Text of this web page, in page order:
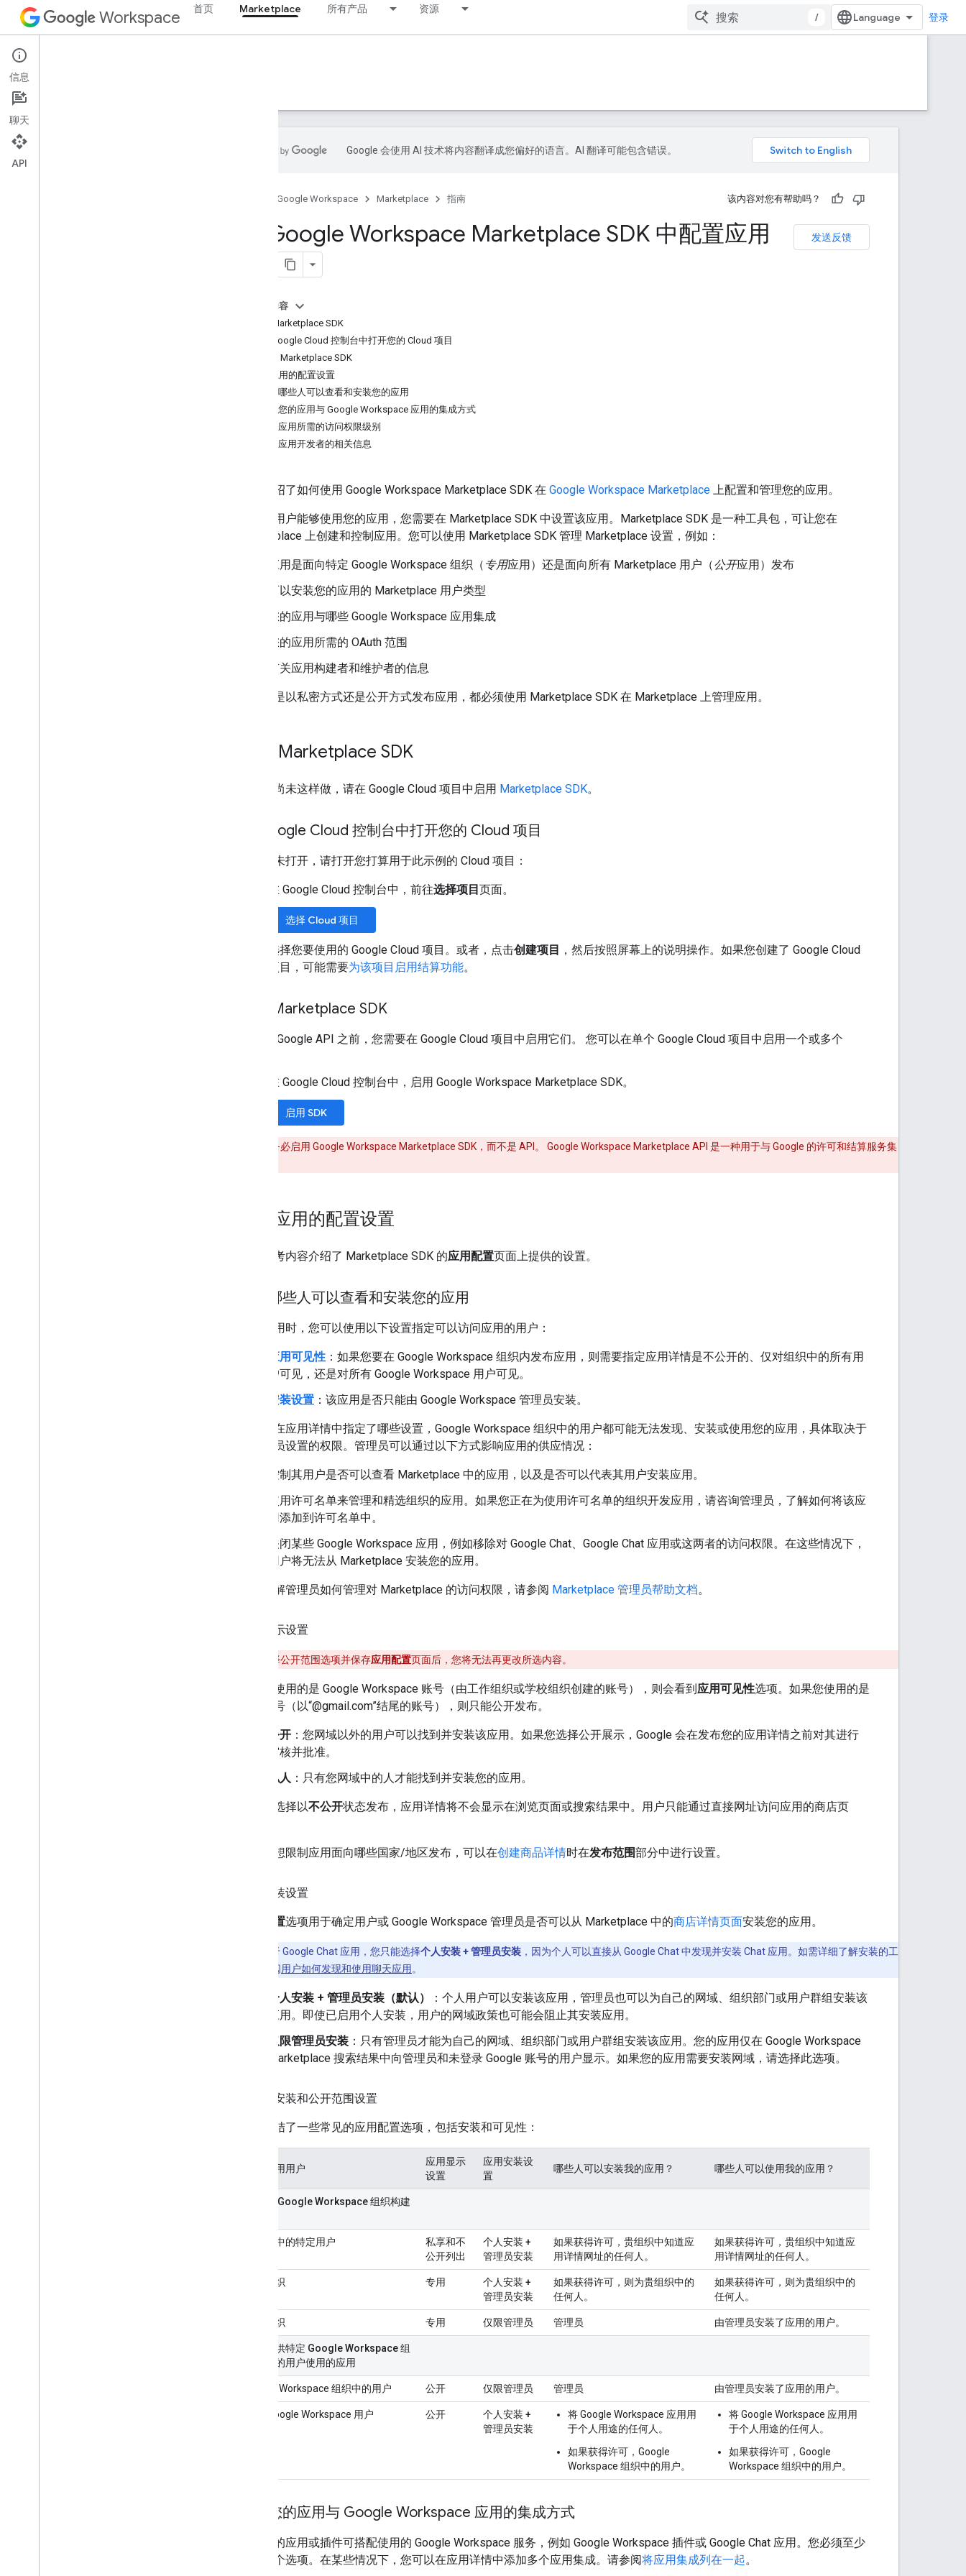
Workspace 首页 Marketplace 所有产品 资源
/ 登录
Marketplace
概览
Google 会使用 AI 技术将内容翻译成您偏好的语言。AI 翻译可能包含错误。
Google Workspace Marketplace 指南 该内容对您有帮助吗？
发送反馈
在 Google Workspace Marketplace SDK 中配置应用
本页内容
启用 Marketplace SDK
在 Google Cloud 控制台中打开您的 Cloud 项目
启用 Marketplace SDK
确定应用的配置设置
选择哪些人可以查看和安装您的应用
确定您的应用与 Google Workspace 应用的集成方式
指定应用所需的访问权限级别
提供应用开发者的相关信息
本页介绍了如何使用 Google Workspace Marketplace SDK 在 Google Workspace Marketplace 上配置和管理您的应用。
如需让用户能够使用您的应用，您需要在 Marketplace SDK 中设置该应用。Marketplace SDK 是一种工具包，可让您在
Marketplace 上创建和控制应用。您可以使用 Marketplace SDK 管理 Marketplace 设置，例如：
应用是面向特定 Google Workspace 组织（ 专用应用）还是面向所有 Marketplace 用户（公开应用）发布
可以安装您的应用的 Marketplace 用户类型
您的应用与哪些 Google Workspace 应用集成
您的应用所需的 OAuth 范围
有关应用构建者和维护者的信息
无论您是以私密方式还是公开方式发布应用，都必须使用 Marketplace SDK 在 Marketplace 上管理应用。
启用 Marketplace SDK
如果您尚未这样做，请在 Google Cloud 项目中启用 Marketplace SDK。
在 Google Cloud 控制台中打开您的 Cloud 项目
如果尚未打开，请打开您打算用于此示例的 Cloud 项目：
在 Google Cloud 控制台中，前往选择项目页面。
选择 Cloud 项目
选择您要使用的 Google Cloud 项目。或者，点击创建项目 ，然后按照屏幕上的说明操作。如果您创建了 Google Cloud
项目，可能需要为该项目启用结算功能。
启用 Marketplace SDK
在使用 Google API 之前，您需要在 Google Cloud 项目中启用它们。 您可以在单个 Google Cloud 项目中启用一个或多个
在 Google Cloud 控制台中，启用 Google Workspace Marketplace SDK。
启用 SDK
请务必启用 Google Workspace Marketplace SDK，而不是 API。 Google Workspace Marketplace API 是一种用于与 Google 的许可和结算服务集
确定应用的配置设置
以下参考内容介绍了 Marketplace SDK 的应用配置页面上提供的设置。
选择哪些人可以查看和安装您的应用
配置应用时，您可以使用以下设置指定可以访问应用的用户：
应用可见性 ：如果您要在 Google Workspace 组织内发布应用，则需要指定应用详情是不公开的、仅对组织中的所有用
户可见，还是对所有 Google Workspace 用户可见。
安装设置 ：该应用是否只能由 Google Workspace 管理员安装。
无论您在应用详情中指定了哪些设置，Google Workspace 组织中的用户都可能无法发现、安装或使用您的应用，具体取决于
其管理员设置的权限。管理员可以通过以下方式影响应用的供应情况：
控制其用户是否可以查看 Marketplace 中的应用，以及是否可以代表其用户安装应用。
使用许可名单来管理和精选组织的应用。如果您正在为使用许可名单的组织开发应用，请咨询管理员，了解如何将该应
用添加到许可名单中。
关闭某些 Google Workspace 应用，例如移除对 Google Chat、Google Chat 应用或这两者的访问权限。在这些情况下，
用户将无法从 Marketplace 安装您的应用。
如需了解管理员如何管理对 Marketplace 的访问权限，请参阅 Marketplace 管理员帮助文档。
应用显示设置
选择公开范围选项并保存应用配置页面后，您将无法再更改所选内容。
如果您使用的是 Google Workspace 账号（由工作组织或学校组织创建的账号），则会看到应用可见性选项。如果您使用的是
个人账号（以“@gmail.com”结尾的账号），则只能公开发布。
公开 ：您网域以外的用户可以找到并安装该应用。如果您选择公开展示，Google 会在发布您的应用详情之前对其进行
审核并批准。
私人 ：只有您网域中的人才能找到并安装您的应用。
如果您选择以不公开状态发布，应用详情将不会显示在浏览页面或搜索结果中。用户只能通过直接网址访问应用的商店页
如果您想限制应用面向哪些国家/地区发布，可以在创建商品详情时在发布范围部分中进行设置。
应用安装设置
安装设置选项用于确定用户或 Google Workspace 管理员是否可以从 Marketplace 中的商店详情页面安装您的应用。
对于 Google Chat 应用，您只能选择个人安装 + 管理员安装 ，因为个人可以直接从 Google Chat 中发现并安装 Chat 应用。如需详细了解安装的工
作原理，请参阅用户如何发现和使用聊天应用 。
个人安装 + 管理员安装（默认）
：个人用户可以安装该应用，管理员也可以为自己的网域、组织部门或用户群组安装该
应用。即使已启用个人安装，用户的网域政策也可能会阻止其安装应用。
仅限管理员安装 ：只有管理员才能为自己的网域、组织部门或用户群组安装该应用。您的应用仅在 Google Workspace
Marketplace 搜索结果中向管理员和未登录 Google 账号的用户显示。如果您的应用需要安装网域，请选择此选项。
常见的安装和公开范围设置
下表总结了一些常见的应用配置选项，包括安装和可见性：
预期应用用户
应用显示
设置
应用安装设
置
哪些人可以安装我的应用？ 哪些人可以使用我的应用？
针对为 Google Workspace 组织构建
贵组织中的特定用户 私享和不
公开列出
个人安装 +
管理员安装
如果获得许可，贵组织中知道应
用详情网址的任何人。
如果获得许可，贵组织中知道应
用详情网址的任何人。
您的组织 专用
个人安装 +
管理员安装
如果获得许可，则为贵组织中的
任何人。
如果获得许可，则为贵组织中的
任何人。
您的组织 专用 仅限管理员 管理员 由管理员安装了应用的用户。
对于可供特定 Google Workspace 组
织以外的用户使用的应用
Google Workspace 组织中的用户 公开 仅限管理员 管理员 由管理员安装了应用的用户。
所有 Google Workspace 用户 公开
个人安装 +
管理员安装
将 Google Workspace 应用用
于个人用途的任何人。
如果获得许可，Google
Workspace 组织中的用户。
将 Google Workspace 应用用
于个人用途的任何人。
如果获得许可，Google
Workspace 组织中的用户。
确定您的应用与 Google Workspace 应用的集成方式
选择您的应用或插件可搭配使用的 Google Workspace 服务，例如 Google Workspace 插件或 Google Chat 应用。您必须至少
选择一个选项。在某些情况下，您可以在应用详情中添加多个应用集成。请参阅将应用集成列在一起。
信息
聊天
API